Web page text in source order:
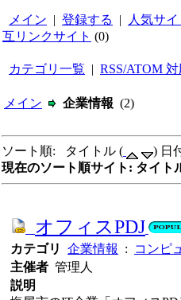
メイン | 登録する | 人気サイ
互リンクサイト (0)
カテゴリ一覧 | RSS/ATOM
メイン 企業情報 (2)
ソート順: タイトル ( ) 日
現在のソート順サイト: タイト
オフィスPDJ
カテゴリ
企業情報 :
コンピ
主催者 管理人
説明